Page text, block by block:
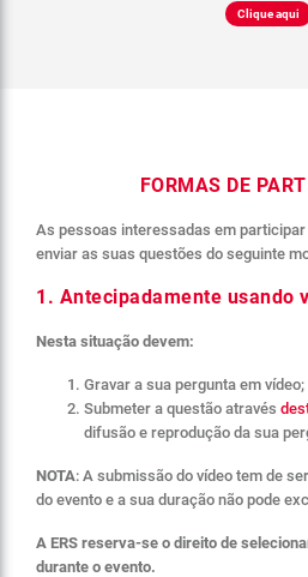
Clique aqui
FORMAS DE
As pessoas interessadas em
enviar as suas questões do seguinte
1. Antecipadamente usando
Nesta situação devem:
Gravar a sua pergunta em vídeo;
Submeter a questão através
difusão e reprodução da sua
NOTA: A submissão do vídeo tem de
do evento e a sua duração não pode
A ERS reserva-se o direito de
durante o evento.